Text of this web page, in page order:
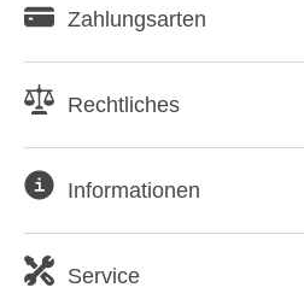
Zahlungsarten
Rechtliches
Informationen
Service